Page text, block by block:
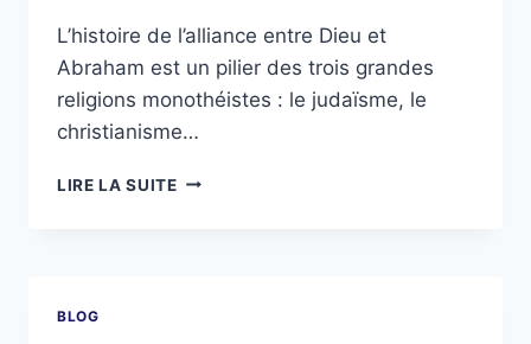
L’histoire de l’alliance entre Dieu et
Abraham est un pilier des trois grandes
religions monothéistes : le judaïsme, le
christianisme…
LIRE LA SUITE
BLOG